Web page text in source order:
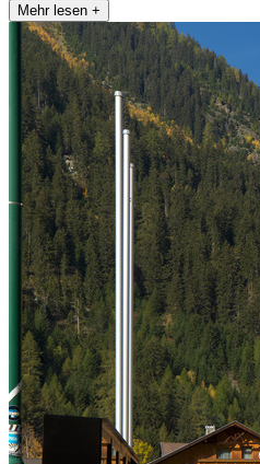
Mehr lesen +